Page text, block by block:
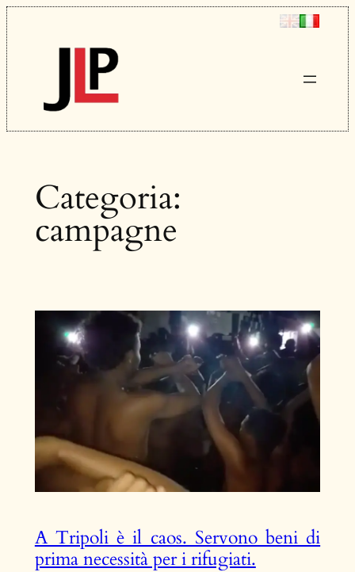
Vai
al
contenuto
Categoria:
campagne
A Tripoli è il caos. Servono beni di
prima necessità per i rifugiati.